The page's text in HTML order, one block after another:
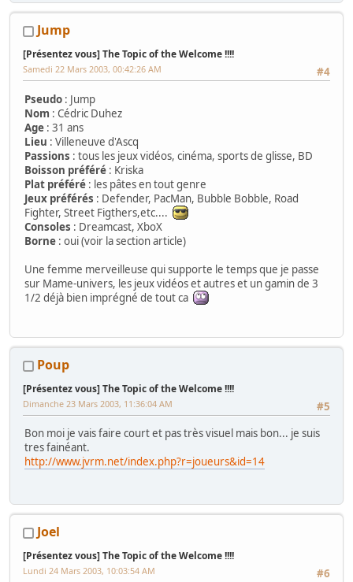
Jump
[Présentez vous] The Topic of the Welcome !!!!
#4
Samedi 22 Mars 2003, 00:42:26 AM
Pseudo : Jump
Nom : Cédric Duhez
Age : 31 ans
Lieu : Villeneuve d'Ascq
Passions : tous les jeux vidéos, cinéma, sports de glisse, BD
Boisson préféré : Kriska
Plat préféré : les pâtes en tout genre
Jeux préférés : Defender, PacMan, Bubble Bobble, Road
Fighter, Street Figthers,etc....
Consoles : Dreamcast, XboX
Borne : oui (voir la section article)
Une femme merveilleuse qui supporte le temps que je passe
sur Mame-univers, les jeux vidéos et autres et un gamin de 3
1/2 déjà bien imprégné de tout ca
Poup
[Présentez vous] The Topic of the Welcome !!!!
#5
Dimanche 23 Mars 2003, 11:36:04 AM
Bon moi je vais faire court et pas très visuel mais bon... je suis
tres fainéant.
http://www.jvrm.net/index.php?r=joueurs&id=14
Joel
[Présentez vous] The Topic of the Welcome !!!!
#6
Lundi 24 Mars 2003, 10:03:54 AM